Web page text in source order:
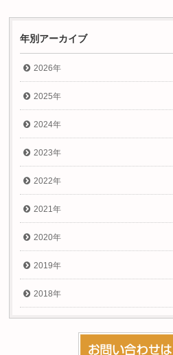
年別アーカイブ
2026年
2025年
2024年
2023年
2022年
2021年
2020年
2019年
2018年